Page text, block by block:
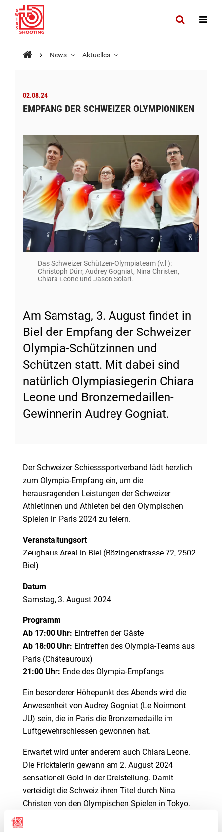
News Aktuelles
02.08.24
EMPFANG DER SCHWEIZER OLYMPIONIKEN
Das Schweizer Schützen-Olympiateam (v.l.):
Christoph Dürr, Audrey Gogniat, Nina Christen,
Chiara Leone und Jason Solari.
Am Samstag, 3. August findet in
Biel der Empfang der Schweizer
Olympia-Schützinnen und
Schützen statt. Mit dabei sind
natürlich Olympiasiegerin Chiara
Leone und Bronzemedaillen-
Gewinnerin Audrey Gogniat.
Der Schweizer Schiesssportverband lädt herzlich
zum Olympia-Empfang ein, um die
herausragenden Leistungen der Schweizer
Athletinnen und Athleten bei den Olympischen
Spielen in Paris 2024 zu feiern.
Veranstaltungsort
Zeughaus Areal in Biel (Bözingenstrasse 72, 2502
Biel)
Datum
Samstag, 3. August 2024
Programm
Ab 17:00 Uhr: Eintreffen der Gäste
Ab 18:00 Uhr: Eintreffen des Olympia-Teams aus
Paris (Châteauroux)
21:00 Uhr: Ende des Olympia-Empfangs
Ein besonderer Höhepunkt des Abends wird die
Anwesenheit von Audrey Gogniat (Le Noirmont
JU) sein, die in Paris die Bronzemedaille im
Luftgewehrschiessen gewonnen hat.
Erwartet wird unter anderem auch Chiara Leone.
Die Fricktalerin gewann am 2. August 2024
sensationell Gold in der Dreistellung. Damit
verteidigt die Schweiz ihren Titel durch Nina
Christen von den Olympischen Spielen in Tokyo.